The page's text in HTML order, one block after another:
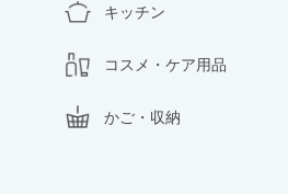
キッチン
コスメ・ケア用品
かご・収納